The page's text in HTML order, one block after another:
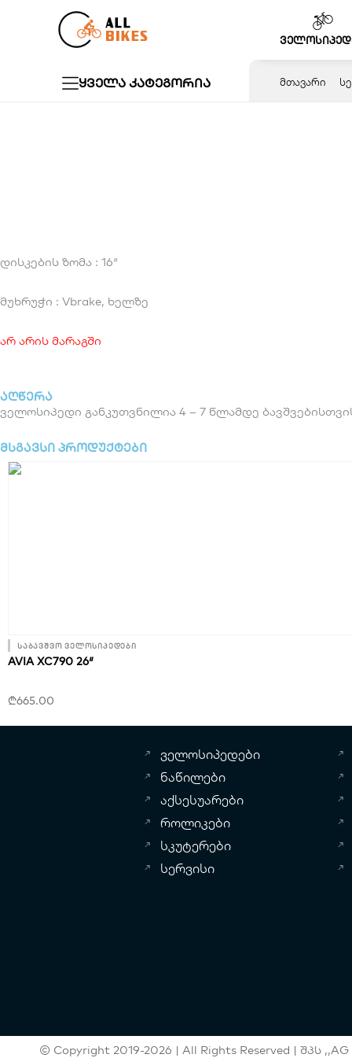
ყველა კატეგორია ᲛᲗᲐᲕᲐᲠᲘ
დისკების ზომა : 16″
მუხრუჭი : Vbrake, ხელზე
არ არის მარაგში
აღწერა
ველოსიპედი განკუთვნილია 4 – 7 წლამდე
მსგავსი პროდუქტები
საბავშვო ველოსიპედები
AVIA XC790 26″
₾665.00
ველოსიპედები
ნაწილები
აქსესუარები
როლიკები
სკუტერები
სერვისი
© Copyright 2019-2026 | All Rights Reserved | შპს